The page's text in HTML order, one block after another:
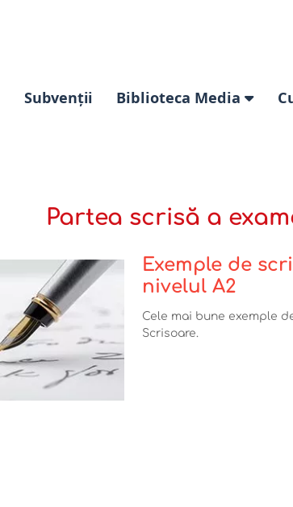
Subvenții Biblioteca Media
Partea scrisă a
Exemple de
nivelul A2
Cele mai bune exemple
Scrisoare.